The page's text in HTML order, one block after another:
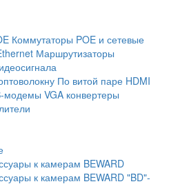
Коммутаторы POE и сетевые
Маршрутизаторы
По витой паре HDMI
модемы VGA конвертеры
к камерам BEWARD
к камерам BEWARD "BD"-